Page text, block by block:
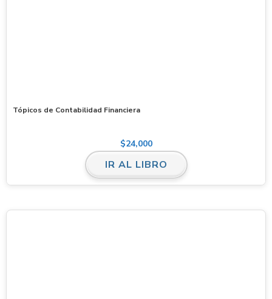
Tópicos de Contabilidad Financiera
$24,000
IR AL LIBRO